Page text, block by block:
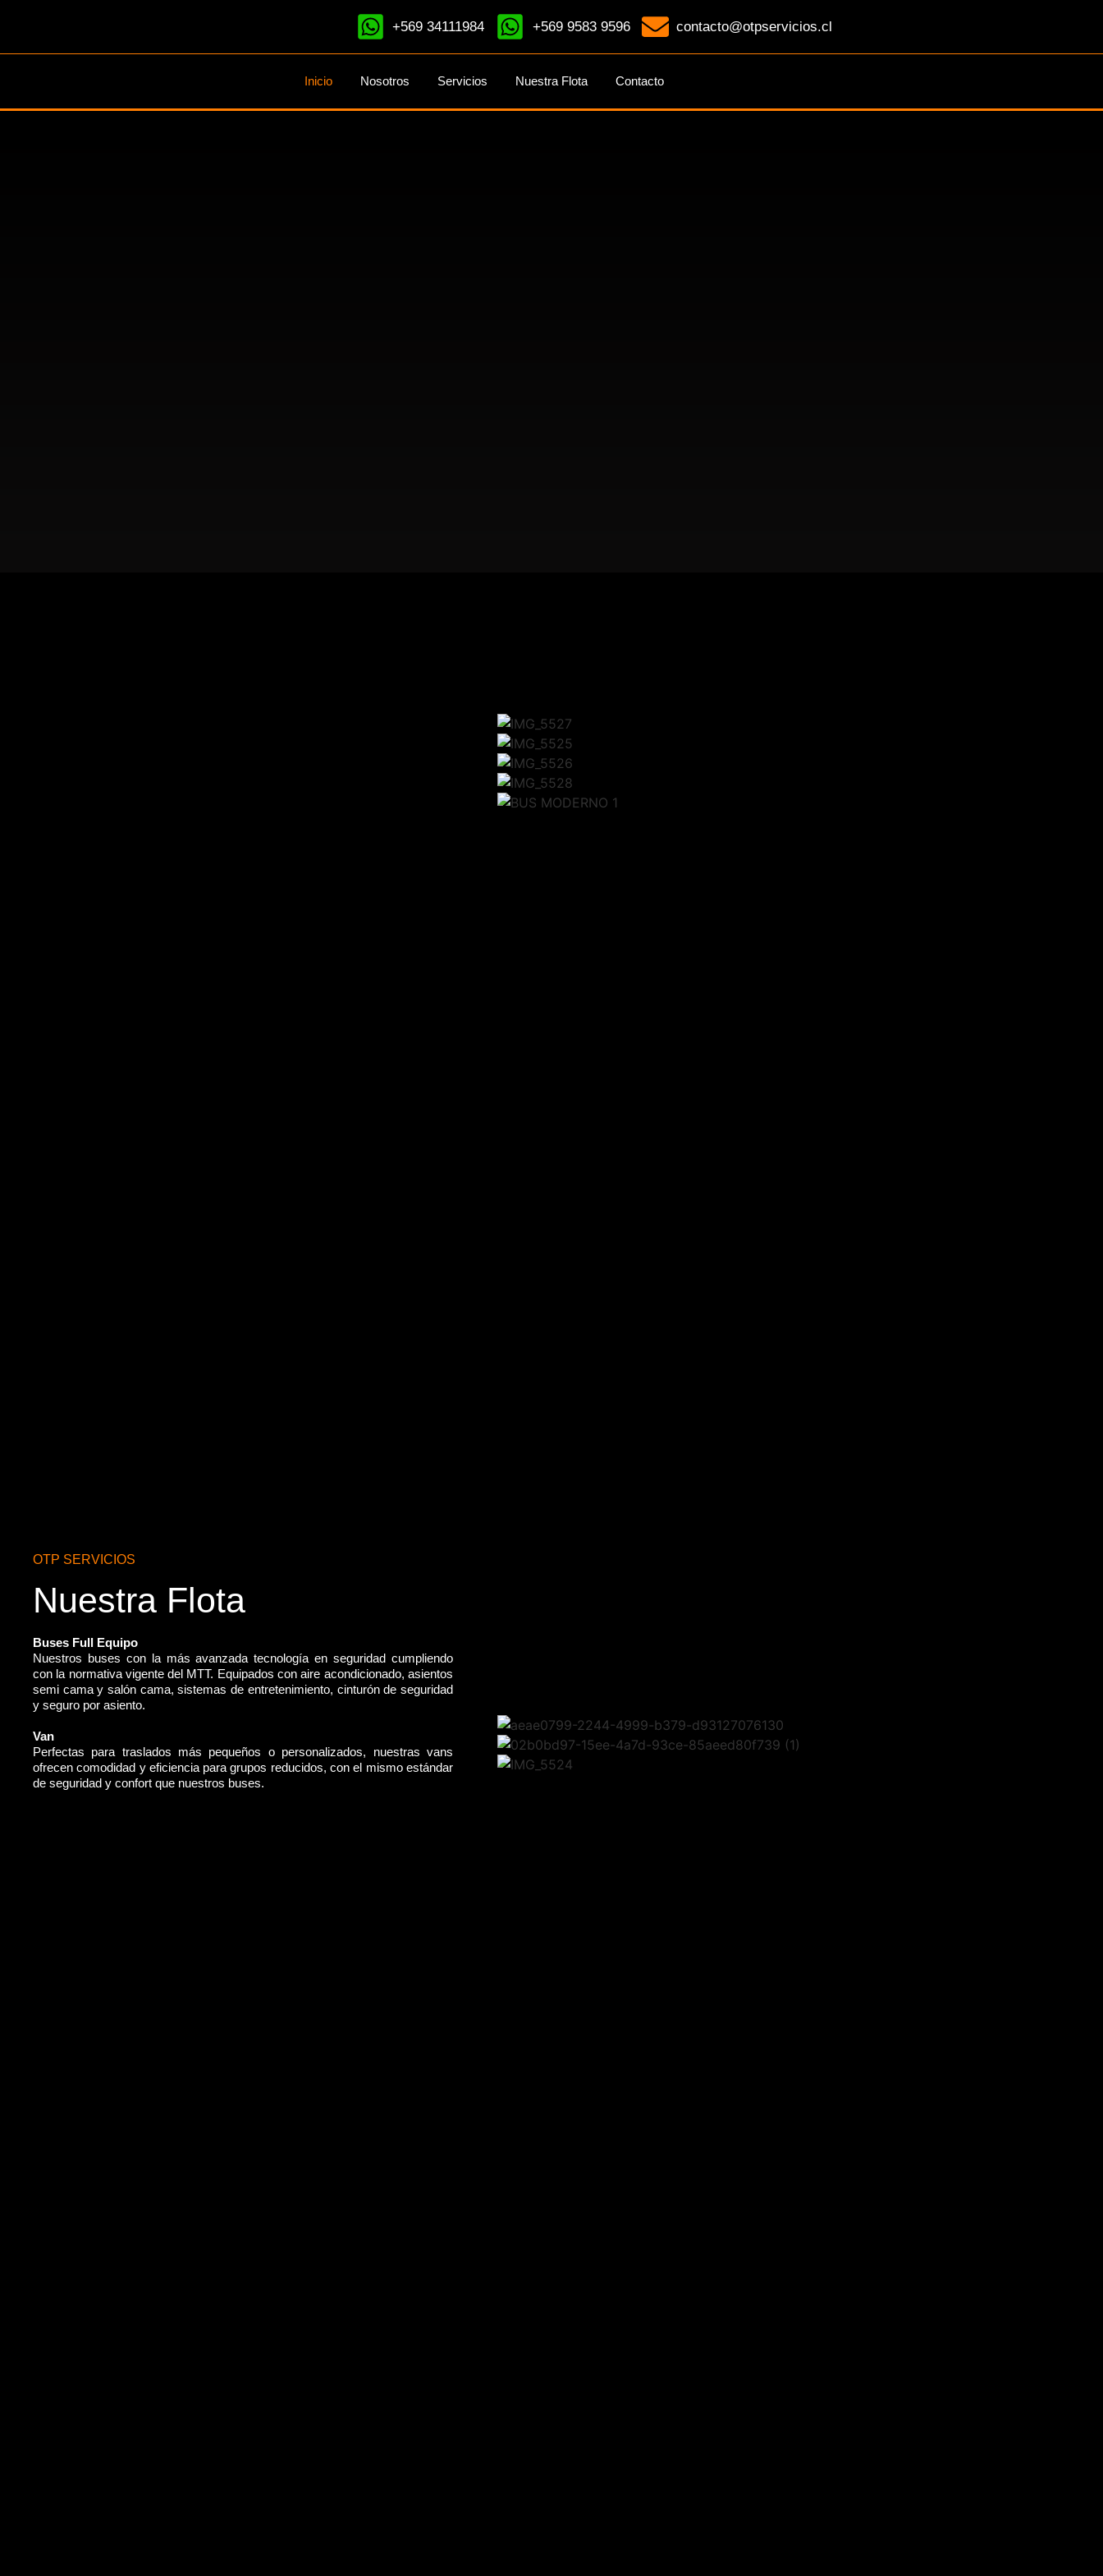
+569 34111984 +569 9583 9596 contacto@otpservicios.cl
Inicio Nosotros Servicios Nuestra Flota Contacto
OTP SERVICIOS
Nuestra Flota
Buses Full Equipo
Nuestros buses con la más avanzada tecnología en seguridad cumpliendo
con la normativa vigente del MTT. Equipados con aire acondicionado, asientos
semi cama y salón cama, sistemas de entretenimiento, cinturón de seguridad
y seguro por asiento.
Van
Perfectas para traslados más pequeños o personalizados, nuestras vans
ofrecen comodidad y eficiencia para grupos reducidos, con el mismo estándar
de seguridad y confort que nuestros buses.